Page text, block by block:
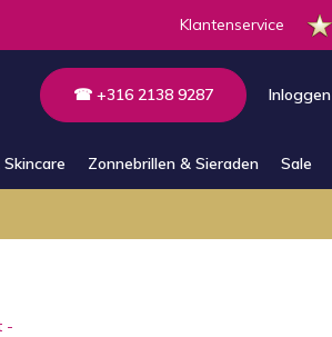
Klantenservice
☎ +316 2138 9287 Inloggen
Zonnebrillen & Sieraden Sale
-